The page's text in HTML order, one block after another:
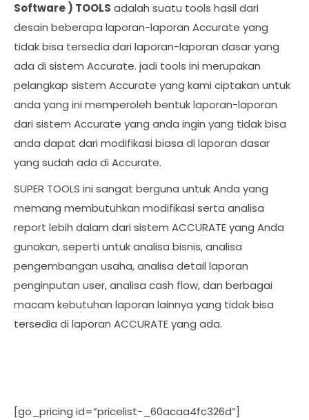
Software ) TOOLS adalah suatu tools hasil dari
desain beberapa laporan-laporan Accurate yang
tidak bisa tersedia dari laporan-laporan dasar yang
ada di sistem Accurate. jadi tools ini merupakan
pelangkap sistem Accurate yang kami ciptakan untuk
anda yang ini memperoleh bentuk laporan-laporan
dari sistem Accurate yang anda ingin yang tidak bisa
anda dapat dari modifikasi biasa di laporan dasar
yang sudah ada di Accurate.
SUPER TOOLS ini sangat berguna untuk Anda yang
memang membutuhkan modifikasi serta analisa
report lebih dalam dari sistem ACCURATE yang Anda
gunakan, seperti untuk analisa bisnis, analisa
pengembangan usaha, analisa detail laporan
penginputan user, analisa cash flow, dan berbagai
macam kebutuhan laporan lainnya yang tidak bisa
tersedia di laporan ACCURATE yang ada.
[go_pricing id=”pricelist-_60acaa4fc326d”]